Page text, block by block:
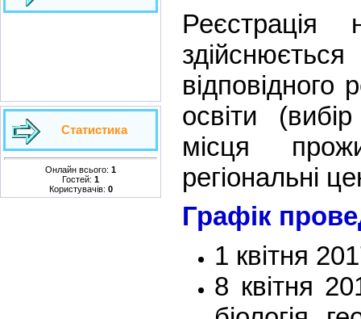
Статистика
Онлайн всього: 1
Гостей: 1
Користувачів: 0
відповідного
освіти
місця
регіональні
Графік
1 квітня
8 квітня